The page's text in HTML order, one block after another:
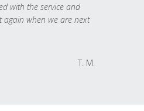
with the service and
again when we are next
T. M.